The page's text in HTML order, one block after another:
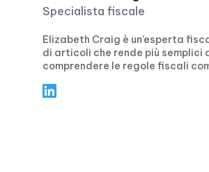
Specialista fiscale
Elizabeth Craig è un’esperta
di articoli che rende più semplici
comprendere le regole fiscali
per privati e aziende, trattando